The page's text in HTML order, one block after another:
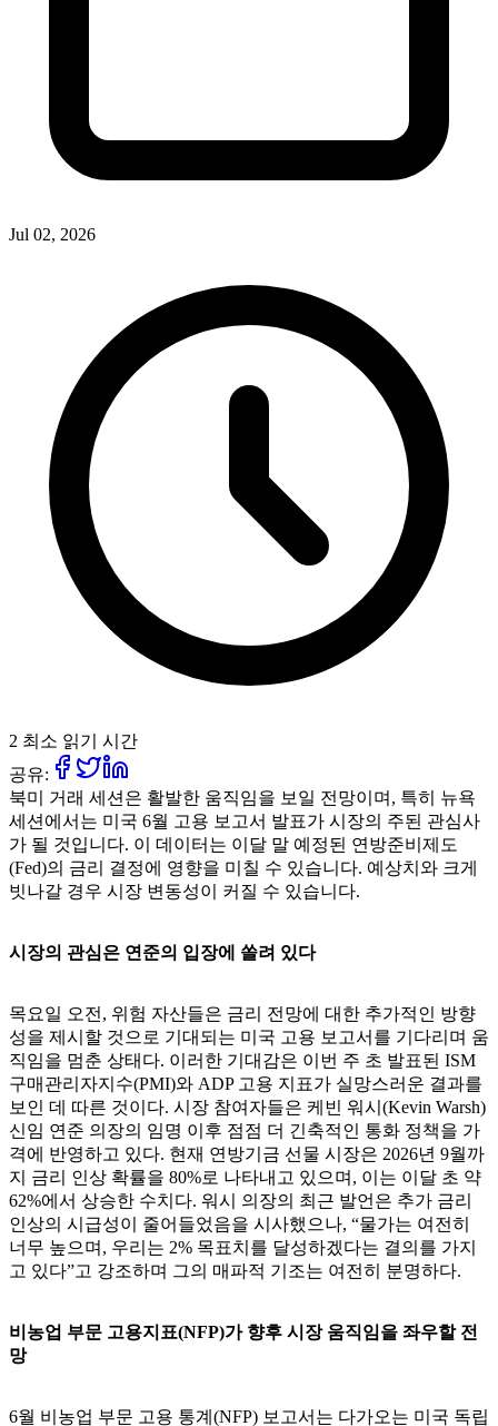
Jul 02, 2026
2 최소 읽기 시간
공유:
북미 거래 세션은 활발한 움직임을 보일 전망이며, 특히 뉴욕
세션에서는 미국 6월 고용 보고서 발표가 시장의 주된 관심사
가 될 것입니다. 이 데이터는 이달 말 예정된 연방준비제도
(Fed)의 금리 결정에 영향을 미칠 수 있습니다. 예상치와 크게
빗나갈 경우 시장 변동성이 커질 수 있습니다.
시장의 관심은 연준의 입장에 쏠려 있다
목요일 오전, 위험 자산들은 금리 전망에 대한 추가적인 방향
성을 제시할 것으로 기대되는 미국 고용 보고서를 기다리며 움
직임을 멈춘 상태다. 이러한 기대감은 이번 주 초 발표된 ISM
구매관리자지수(PMI)와 ADP 고용 지표가 실망스러운 결과를
보인 데 따른 것이다. 시장 참여자들은 케빈 워시(Kevin Warsh)
신임 연준 의장의 임명 이후 점점 더 긴축적인 통화 정책을 가
격에 반영하고 있다. 현재 연방기금 선물 시장은 2026년 9월까
지 금리 인상 확률을 80%로 나타내고 있으며, 이는 이달 초 약
62%에서 상승한 수치다. 워시 의장의 최근 발언은 추가 금리
인상의 시급성이 줄어들었음을 시사했으나, “물가는 여전히
너무 높으며, 우리는 2% 목표치를 달성하겠다는 결의를 가지
고 있다”고 강조하며 그의 매파적 기조는 여전히 분명하다.
비농업 부문 고용지표(NFP)가 향후 시장 움직임을 좌우할 전
망
6월 비농업 부문 고용 통계(NFP) 보고서는 다가오는 미국 독립